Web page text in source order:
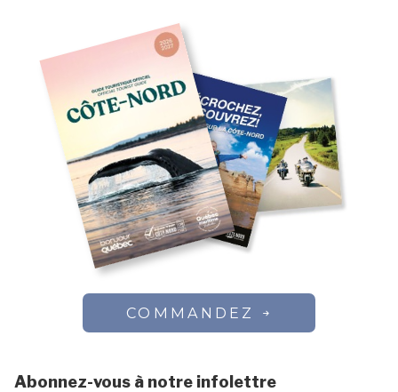
COMMANDEZ
Abonnez-vous à notre infolettre